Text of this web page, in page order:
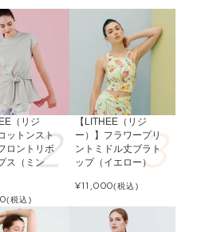
（リジ
ットンスト
ロントリボ
ス（ミン
(税込)
【LITHEE（リジ
ー）】フラワープリ
ントミドル丈ブラト
ップ（イエロー）
¥11,000(税込)